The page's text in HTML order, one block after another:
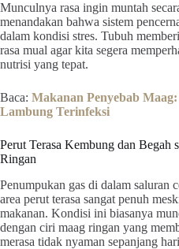
Munculnya rasa ingin muntah
menandakan bahwa sistem
dalam kondisi stres. Tubuh
rasa mual agar kita segera
nutrisi yang tepat.
Baca: Makanan Penyebab
Lambung Terinfeksi
Perut Terasa Kembung dan Begah
Ringan
Penumpukan gas di dalam saluran
area perut terasa sangat penuh
makanan. Kondisi ini biasanya
dengan ciri maag ringan yang
merasa tidak nyaman sepanjang